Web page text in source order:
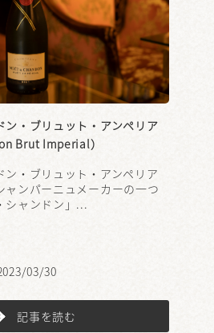
ン・ブリュット・アンペリア
Brut Imperial）
ン・ブリュット・アンペリア
ャンパーニュメーカーの一つ
シャンドン」...
03/30
記事を読む